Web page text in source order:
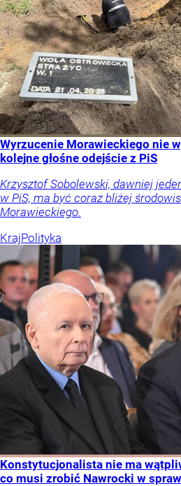
Wyrzucenie Morawieckiego nie
kolejne głośne odejście z PiS
Krzysztof Sobolewski, dawniej
w PiS, ma być coraz bliżej
Morawieckiego.
KrajPolityka
Konstytucjonalista nie ma
co musi zrobić Nawrocki w